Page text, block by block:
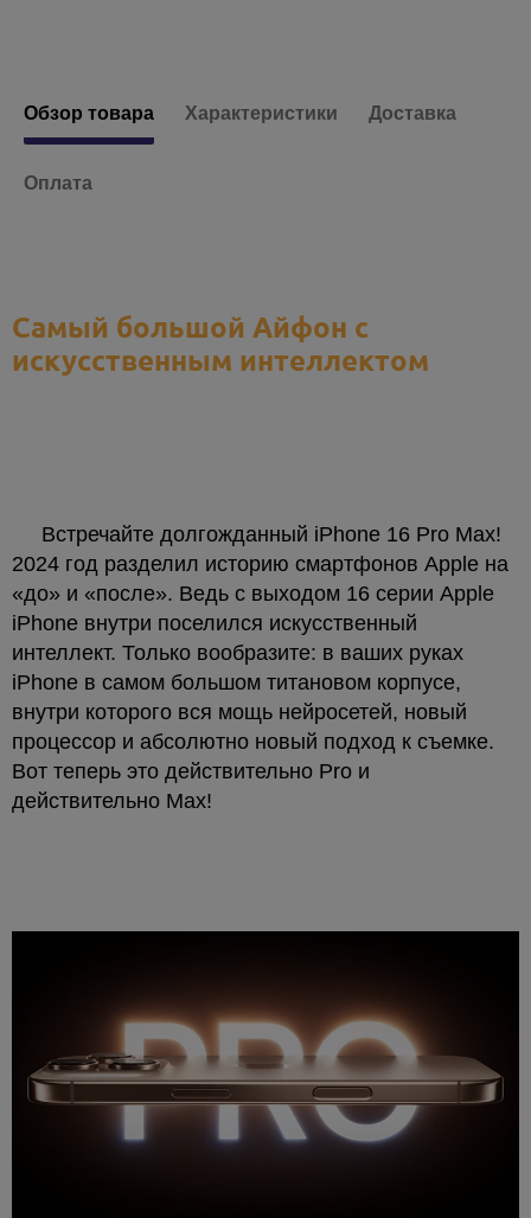
Обзор товара Характеристики Доставка
Оплата
Самый большой Айфон c
искусственным интеллектом
Встречайте долгожданный iPhone 16 Pro Max!
2024 год разделил историю смартфонов Apple на
«до» и «после». Ведь с выходом 16 серии Apple
iPhone внутри поселился искусственный
интеллект. Только вообразите: в ваших руках
iPhone в самом большом титановом корпусе,
внутри которого вся мощь нейросетей, новый
процессор и абсолютно новый подход к съемке.
Вот теперь это действительно Pro и
действительно Max!